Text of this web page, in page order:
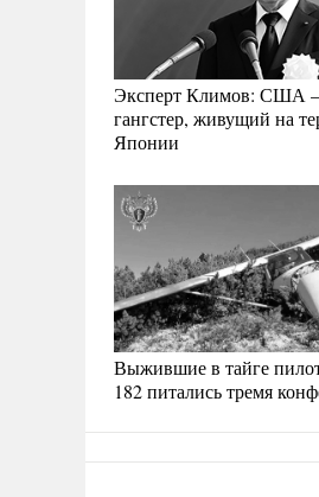
Эксперт Климов: США –
гангстер, живущий на
Японии
Выжившие в тайге
182 питались тремя